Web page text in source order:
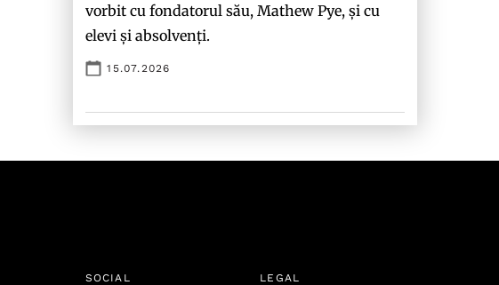
vorbit cu fondatorul său, Mathew Pye, și cu
elevi și absolvenți.
15.07.2026
SOCIAL LEGAL